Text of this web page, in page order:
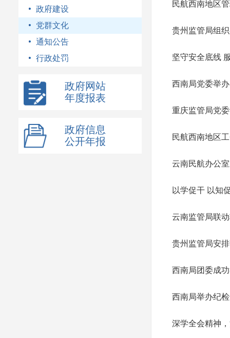
政府建设
党群文化
通知公告
行政处罚
政府网站
年度报表
政府信息
公开年报
民航西南地区
贵州监管局组
坚守安全底线
西南局党委举
重庆监管局党
民航西南地区
云南民航办公
以学促干 以知
云南监管局联
贵州监管局安
西南局团委成
西南局举办纪
深学全会精神